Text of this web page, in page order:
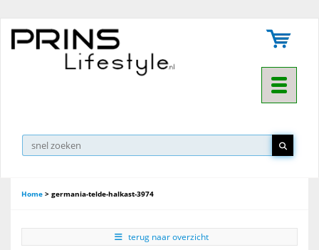
Toggle
▼
Home > germania-telde-halkast-3974
terug naar overzicht